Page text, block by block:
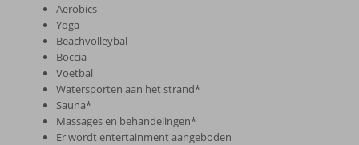
Aerobics
Yoga
Beachvolleybal
Boccia
Voetbal
Watersporten aan het strand*
Sauna*
Massages en behandelingen*
Er wordt entertainment aangeboden